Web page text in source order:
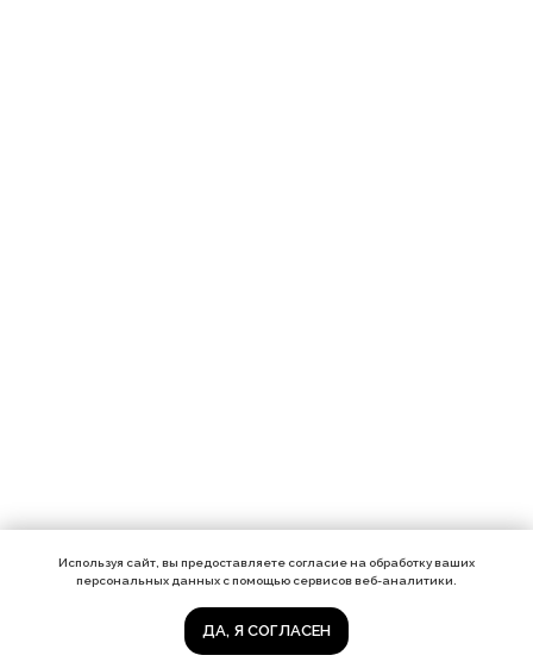
Используя сайт, вы предоставляете согласие на обработку ваших
персональных данных с помощью сервисов веб-аналитики.
ДА, Я СОГЛАСЕН